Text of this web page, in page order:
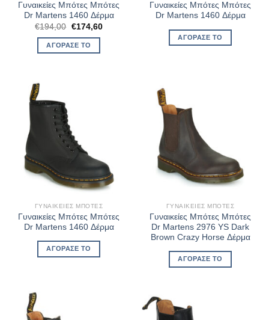
Γυναικείες Μπότες Μπότες
Dr Martens 1460 Δέρμα
€194,00 Original
was:
€194,00.
€174,60Η
ΑΓΌΡΑΣΈ ΤΟ
Γυναικείες Μπότες Μπότες
Dr Martens 1460 Δέρμα
ΑΓΌΡΑΣΈ ΤΟ
ΓΥΝΑΙΚΕΊΕΣ ΜΠΌΤΕΣ
Γυναικείες Μπότες Μπότες
Dr Martens 1460 Δέρμα
ΑΓΌΡΑΣΈ ΤΟ
ΓΥΝΑΙΚΕΊΕΣ ΜΠΌΤΕΣ
Γυναικείες Μπότες Μπότες
Dr Martens 2976 YS Dark
Brown Crazy Horse Δέρμα
ΑΓΌΡΑΣΈ ΤΟ